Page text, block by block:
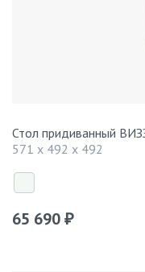
Стол придиванный
571 x 492 x 492
65 690 ₽